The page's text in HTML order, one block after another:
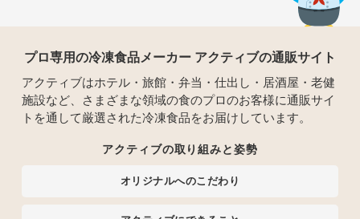
プロ専用の冷凍食品メーカー アクティブの通販サイト
アクティブはホテル・旅館・弁当・仕出し・居酒屋・老健
施設など、さまざまな領域の食のプロのお客様に通販サイ
トを通して厳選された冷凍食品をお届けしています。
アクティブの取り組みと姿勢
オリジナルへのこだわり